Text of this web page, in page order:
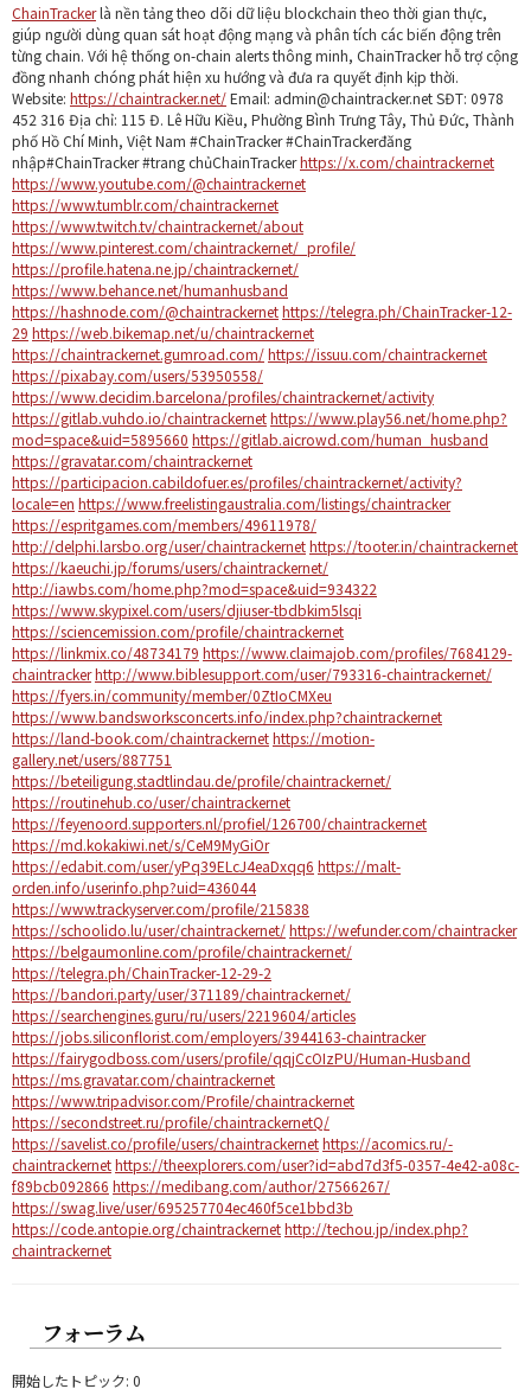
ChainTrackerlà nền tảng theo dõi dữ liệu blockchain theo thời gian thực,
giúp người dùng quan sát hoạt động mạng và phân tích các biến động trên
từng chain. Với hệ thống on-chain alerts thông minh, ChainTracker hỗ trợ cộng
đồng nhanh chóng phát hiện xu hướng và đưa ra quyết định kịp thời.
Website: https://chaintracker.net/Email: admin@chaintracker.net SĐT: 0978
452 316 Địa chỉ: 115 Đ. Lê Hữu Kiều, Phường Bình Trưng Tây, Thủ Đức, Thành
phố Hồ Chí Minh, Việt Nam #ChainTracker #ChainTrackerđăng
nhập#ChainTracker #trang chủChainTrackerhttps://x.com/chaintrackernet
https://www.youtube.com/@chaintrackernet
https://www.tumblr.com/chaintrackernet
https://www.twitch.tv/chaintrackernet/about
https://www.pinterest.com/chaintrackernet/_profile/
https://profile.hatena.ne.jp/chaintrackernet/
https://www.behance.net/humanhusband
https://hashnode.com/@chaintrackernethttps://telegra.ph/ChainTracker-12-
29 https://web.bikemap.net/u/chaintrackernet
https://chaintrackernet.gumroad.com/https://issuu.com/chaintrackernet
https://pixabay.com/users/53950558/
https://www.decidim.barcelona/profiles/chaintrackernet/activity
https://gitlab.vuhdo.io/chaintrackernethttps://www.play56.net/home.php?
mod=space&uid=5895660 https://gitlab.aicrowd.com/human_husband
https://gravatar.com/chaintrackernet
https://participacion.cabildofuer.es/profiles/chaintrackernet/activity?
locale=en https://www.freelistingaustralia.com/listings/chaintracker
https://espritgames.com/members/49611978/
http://delphi.larsbo.org/user/chaintrackernethttps://tooter.in/chaintrackernet
https://kaeuchi.jp/forums/users/chaintrackernet/
http://iawbs.com/home.php?mod=space&uid=934322
https://www.skypixel.com/users/djiuser-tbdbkim5lsqi
https://sciencemission.com/profile/chaintrackernet
https://linkmix.co/48734179 https://www.claimajob.com/profiles/7684129-
chaintrackerhttp://www.biblesupport.com/user/793316-chaintrackernet/
https://fyers.in/community/member/0ZtIoCMXeu
https://www.bandsworksconcerts.info/index.php?chaintrackernet
https://land-book.com/chaintrackernethttps://motion-
gallery.net/users/887751
https://beteiligung.stadtlindau.de/profile/chaintrackernet/
https://routinehub.co/user/chaintrackernet
https://feyenoord.supporters.nl/profiel/126700/chaintrackernet
https://md.kokakiwi.net/s/CeM9MyGiOr
https://edabit.com/user/yPq39ELcJ4eaDxqq6 https://malt-
orden.info/userinfo.php?uid=436044
https://www.trackyserver.com/profile/215838
https://schoolido.lu/user/chaintrackernet/https://wefunder.com/chaintracker
https://belgaumonline.com/profile/chaintrackernet/
https://telegra.ph/ChainTracker-12-29-2
https://bandori.party/user/371189/chaintrackernet/
https://searchengines.guru/ru/users/2219604/articles
https://jobs.siliconflorist.com/employers/3944163-chaintracker
https://fairygodboss.com/users/profile/qqjCcOIzPU/Human-Husband
https://ms.gravatar.com/chaintrackernet
https://www.tripadvisor.com/Profile/chaintrackernet
https://secondstreet.ru/profile/chaintrackernetQ/
https://savelist.co/profile/users/chaintrackernethttps://acomics.ru/-
chaintrackernethttps://theexplorers.com/user?id=abd7d3f5-0357-4e42-a08c-
f89bcb092866 https://medibang.com/author/27566267/
https://swag.live/user/695257704ec460f5ce1bbd3b
https://code.antopie.org/chaintrackernethttp://techou.jp/index.php?
chaintrackernet
フォーラム
開始したトピック: 0